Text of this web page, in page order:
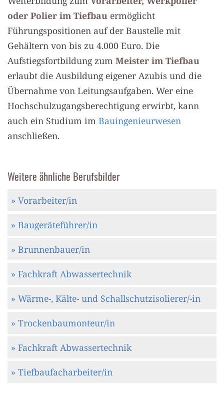
oder Polier im Tiefbau ermöglicht
Führungspositionen auf der Baustelle mit
Gehältern von bis zu 4.000 Euro. Die
Aufstiegsfortbildung zum Meister im Tiefbau
erlaubt die Ausbildung eigener Azubis und die
Übernahme von Leitungsaufgaben. Wer eine
Hochschulzugangsberechtigung erwirbt, kann
auch ein Studium im Bauingenieurwesen
anschließen.
Weitere ähnliche Berufsbilder
» Vorarbeiter/in
» Baugeräteführer/in
» Brunnenbauer/in
» Fachkraft Abwassertechnik
» Wärme-, Kälte- und Schallschutzisolierer/-in
» Trockenbaumonteur/in
» Fachkraft Abwassertechnik
» Tiefbaufacharbeiter/in